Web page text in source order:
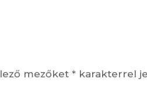
mezőket* karakterrel